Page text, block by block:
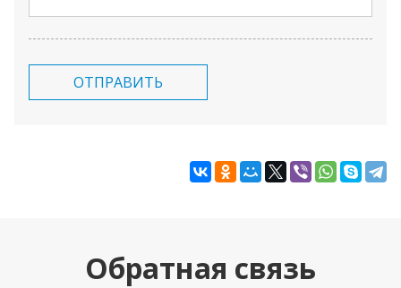
ОТПРАВИТЬ
Обратная связь